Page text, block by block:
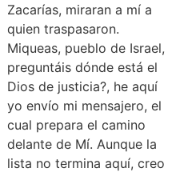
Zacarías, miraran a mí a
quien traspasaron.
Miqueas, pueblo de Israel,
preguntáis dónde está el
Dios de justicia?, he aquí
yo envío mi mensajero, el
cual prepara el camino
delante de Mí. Aunque la
lista no termina aquí, creo